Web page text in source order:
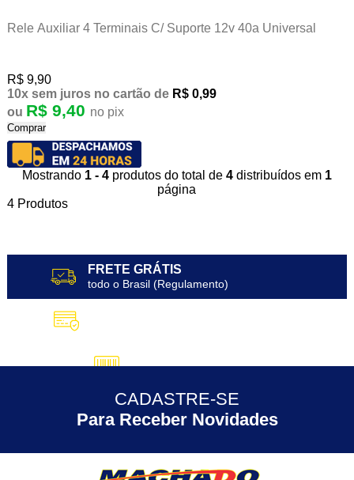
Rele Auxiliar 4 Terminais C/ Suporte 12v 40a Universal
R$ 9,90
10x sem juros no cartão de R$ 0,99
ou R$ 9,40 no pix
Comprar
Mostrando 1 - 4 produtos do total de 4distribuídos em 1
página
4Produtos
FRETE GRÁTIS
todo o Brasil (Regulamento)
5% DESCONTO no Pix
30 ANOS
CADASTRE-SE
Para Receber Novidades